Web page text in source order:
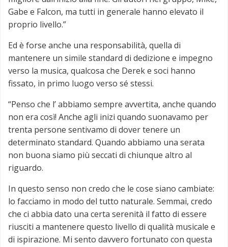
Gabe e Falcon, ma tutti in generale hanno elevato il
proprio livello.”
Ed è forse anche una responsabilità, quella di
mantenere un simile standard di dedizione e impegno
verso la musica, qualcosa che Derek e soci hanno
fissato, in primo luogo verso sé stessi.
“Penso che l’ abbiamo sempre avvertita, anche quando
non era così! Anche agli inizi quando suonavamo per
trenta persone sentivamo di dover tenere un
determinato standard. Quando abbiamo una serata
non buona siamo più seccati di chiunque altro al
riguardo.
In questo senso non credo che le cose siano cambiate:
lo facciamo in modo del tutto naturale. Semmai, credo
che ci abbia dato una certa serenità il fatto di essere
riusciti a mantenere questo livello di qualità musicale e
di ispirazione. Mi sento davvero fortunato con questa